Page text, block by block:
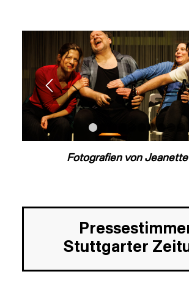
1 4
Fotografien von Jeanette
Stuttgarter